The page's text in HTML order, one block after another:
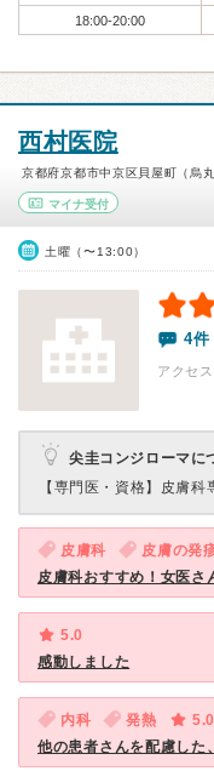
18:00-20:00
西村医院
京都府京都市中京区貝屋町（烏
マイナ受付
土曜（〜13:00）
4件
アクセ
尖圭コンジローマに
【専門医・資格】 皮膚科
皮膚科 皮膚の発
皮膚科おすすめ！女医さ
5.0
感動しました
内科 発熱
5.0
他の患者さんを配慮した